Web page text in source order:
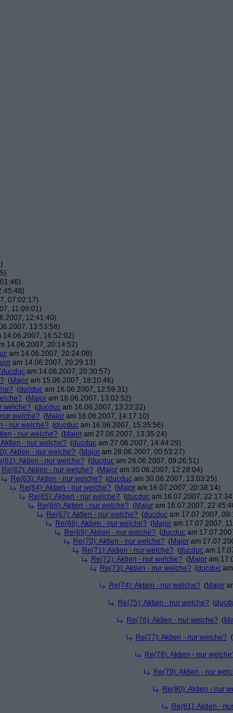
07:02:17)
11:09:01)
12:41:40)
13:53:58)
14.06.2007, 16:52:02)
14.06.2007, 20:14:52)
am 14.06.2007, 20:24:08)
am 14.06.2007, 20:29:13)
ducduc am 14.06.2007, 20:30:57)
(Major am 15.06.2007, 18:10:46)
(ducduc am 16.06.2007, 12:59:31)
(Major am 16.06.2007, 13:02:52)
welche? (ducduc am 16.06.2007, 13:22:22)
welche? (Major am 16.06.2007, 14:17:10)
- nur welche? (ducduc am 16.06.2007, 15:35:56)
- nur welche? (Major am 27.06.2007, 13:35:24)
Aktien - nur welche? (ducduc am 27.06.2007, 14:44:29)
Aktien - nur welche? (Major am 28.06.2007, 00:53:27)
Aktien - nur welche? (ducduc am 28.06.2007, 09:26:51)
Re(62): Aktien - nur welche? (Major am 30.06.2007, 12:28:04)
Re(63): Aktien - nur welche? (ducduc am 30.06.2007, 13:03:25)
Re(64): Aktien - nur welche? (Major am 16.07.2007, 20:38:14)
Re(65): Aktien - nur welche? (ducduc am 16.07.2007,
Re(66): Aktien - nur welche? (Major am 16.07.2007,
Re(67): Aktien - nur welche? (ducduc am 17.07.2007,
Re(68): Aktien - nur welche? (Major am 17.07.2007,
Re(69): Aktien - nur welche? (ducduc am
Re(70): Aktien - nur welche? (Major am
Re(71): Aktien - nur welche? (ducduc am
Re(72): Aktien - nur welche? (Major am
Re(73): Aktien - nur welche? (ducduc
Re(74): Aktien - nur welche? (Major
Re(75): Aktien - nur welche? (
Re(76): Aktien - nur welche? (
Re(77): Aktien - nur welche? (
Re(78): Aktien - nur
Re(79): Aktien - nur
Re(80): Aktien - nur
Re(81): Aktien -